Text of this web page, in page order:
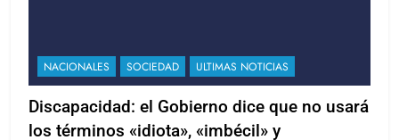
NACIONALES SOCIEDAD ULTIMAS NOTICIAS
Discapacidad: el Gobierno dice que no usará
los términos «idiota», «imbécil» y